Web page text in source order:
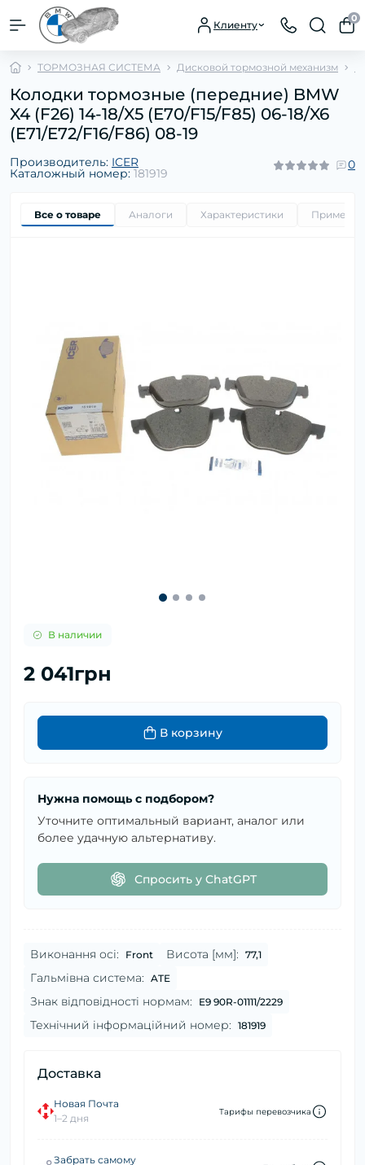
Клиенту
0
ТОРМОЗНАЯ СИСТЕМА Дисковой тормозной механизм
Колодки тормозные (передние) BMW
X4 (F26) 14-18/X5 (E70/F15/F85) 06-18/X6
(E71/E72/F16/F86) 08-19
Производитель: ICER
Каталожный номер: 181919
0
Все о товаре Аналоги Характеристики
В наличии
2 041грн
В корзину
Нужна помощь с подбором?
Уточните оптимальный вариант, аналог или
более удачную альтернативу.
Спросить у ChatGPT
Виконання осі: Front Висота [мм]: 77,1
Гальмівна система: ATE
Знак відповідності нормам: E9 90R-01111/2229
Технічний інформаційний номер: 181919
Доставка
Новая Почта
1–2 дня
Тарифы перевозчика
Забрать самому